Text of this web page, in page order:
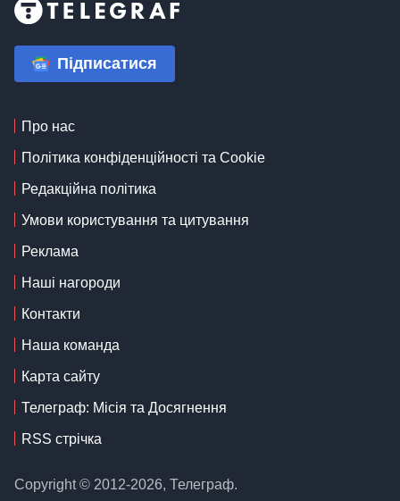
Підписатися
Про нас
Політика конфіденційності та Cookie
Редакційна політика
Умови користування та цитування
Реклама
Наші нагороди
Контакти
Наша команда
Карта сайту
Телеграф: Місія та Досягнення
RSS стрічка
Copyright © 2012-2026, Телеграф.